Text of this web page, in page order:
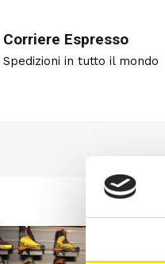
Corriere Espresso
Spedizioni in tutto il mondo